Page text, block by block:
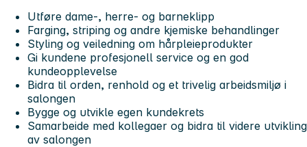
Utføre dame-, herre- og barneklipp
Farging, striping og andre kjemiske behandlinger
Styling og veiledning om hårpleieprodukter
Gi kundene profesjonell service og en god
kundeopplevelse
Bidra til orden, renhold og et trivelig arbeidsmiljø i
salongen
Bygge og utvikle egen kundekrets
Samarbeide med kollegaer og bidra til videre utvikling
av salongen